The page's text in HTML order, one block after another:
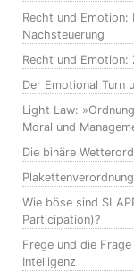
Recht und Emotion:
Nachsteuerung
Recht und
Der Emotional Turn
Light Law:
Moral und
Die binäre
Wie böse sind
Participation)?
Frege und die
Intelligenz